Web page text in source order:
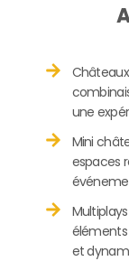
une
Mini
espaces
éléments
et